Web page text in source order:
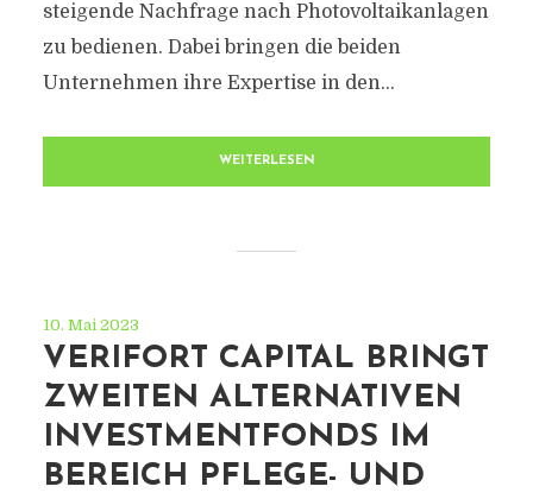
steigende Nachfrage nach Photovoltaikanlagen
zu bedienen. Dabei bringen die beiden
Unternehmen ihre Expertise in den...
WEITERLESEN
10. Mai 2023
VERIFORT CAPITAL BRINGT
ZWEITEN ALTERNATIVEN
INVESTMENTFONDS IM
BEREICH PFLEGE- UND